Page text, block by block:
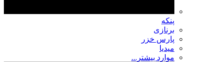
پنکه
برنازی
پارس خزر
میدیا
موارد بیشتر...